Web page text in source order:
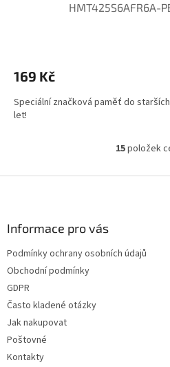
HMT425S6AFR6A-
169 Kč
Speciální značková paměť do
let!
O
l
15položek
Informace pro vás
Podmínky ochrany osobních údajů
Obchodní podmínky
GDPR
Často kladené otázky
Jak nakupovat
Poštovné
Kontakty